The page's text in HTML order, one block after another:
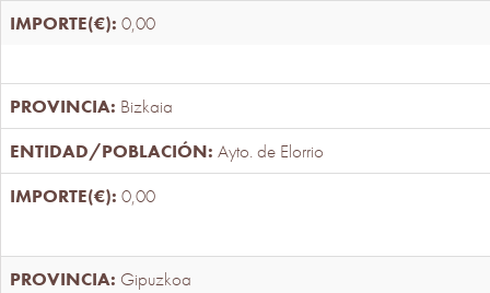
0,00
Bizkaia
Ayto. de Elorrio
0,00
Gipuzkoa